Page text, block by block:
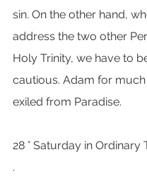
sin. On the other hand,
address the two other
Holy Trinity, we have to
cautious. Adam for much
exiled from Paradise.
28 ° Saturday in Ordinary
.